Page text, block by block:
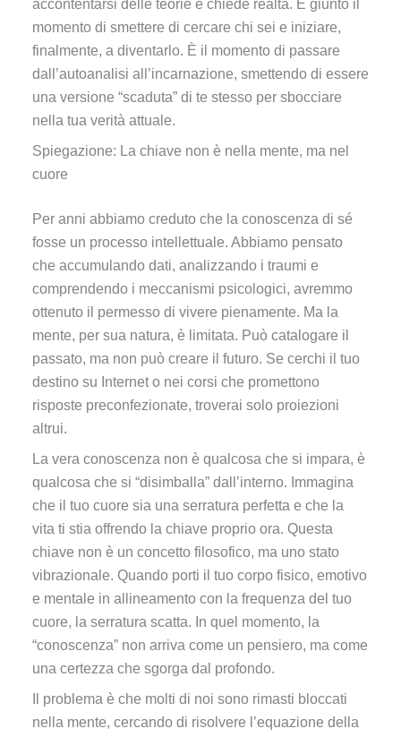
accontentarsi delle teorie e chiede realtà. È giunto il
momento di smettere di cercare chi sei e iniziare,
finalmente, a diventarlo. È il momento di passare
dall’autoanalisi all’incarnazione, smettendo di essere
una versione “scaduta” di te stesso per sbocciare
nella tua verità attuale.
Spiegazione: La chiave non è nella mente, ma nel
cuore
Per anni abbiamo creduto che la conoscenza di sé
fosse un processo intellettuale. Abbiamo pensato
che accumulando dati, analizzando i traumi e
comprendendo i meccanismi psicologici, avremmo
ottenuto il permesso di vivere pienamente. Ma la
mente, per sua natura, è limitata. Può catalogare il
passato, ma non può creare il futuro. Se cerchi il tuo
destino su Internet o nei corsi che promettono
risposte preconfezionate, troverai solo proiezioni
altrui.
La vera conoscenza non è qualcosa che si impara, è
qualcosa che si “disimballa” dall’interno. Immagina
che il tuo cuore sia una serratura perfetta e che la
vita ti stia offrendo la chiave proprio ora. Questa
chiave non è un concetto filosofico, ma uno stato
vibrazionale. Quando porti il tuo corpo fisico, emotivo
e mentale in allineamento con la frequenza del tuo
cuore, la serratura scatta. In quel momento, la
“conoscenza” non arriva come un pensiero, ma come
una certezza che sgorga dal profondo.
Il problema è che molti di noi sono rimasti bloccati
nella mente, cercando di risolvere l’equazione della